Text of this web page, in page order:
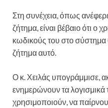
Στη συνέχεια, όπως
ζήτημα, είναι βέβαιο ότι ο
κωδικούς του στο σύστημα
ζήτημα αυτό.
Ο κ. Χειλάς υπογράμμισε,
ενημερώνουν τα
χρησιμοποιούν, να